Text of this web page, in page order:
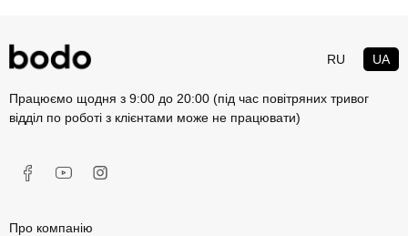
RU UA
Працюємо щодня з 9:00 до 20:00 (під час повітряних тривог
відділ по роботі з клієнтами може не працювати)
Про компанію